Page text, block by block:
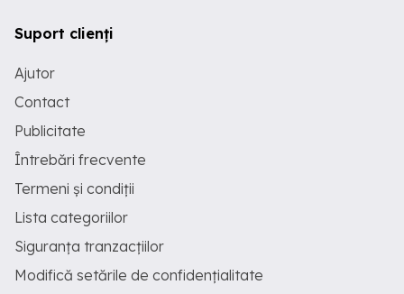
Suport clienți
Ajutor
Contact
Publicitate
Întrebări frecvente
Termeni și condiții
Lista categoriilor
Siguranța tranzacțiilor
Modifică setările de confidențialitate